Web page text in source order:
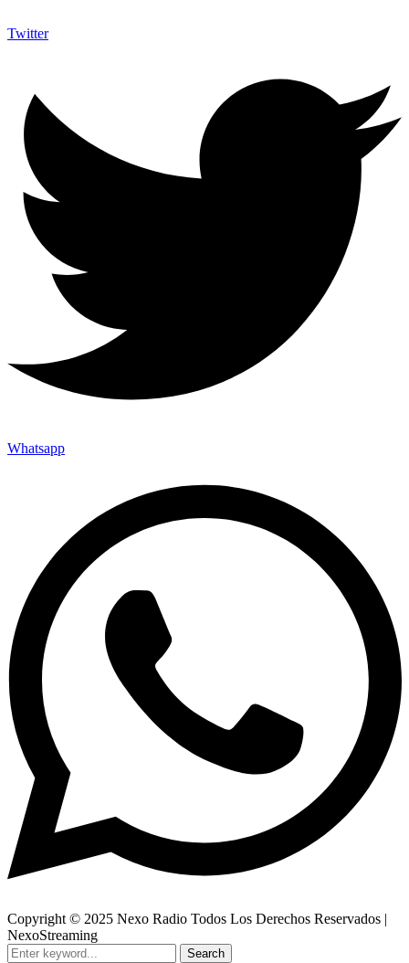
Twitter
Whatsapp
Copyright © 2025 Nexo Radio Todos Los Derechos Reservados |
NexoStreaming
Search